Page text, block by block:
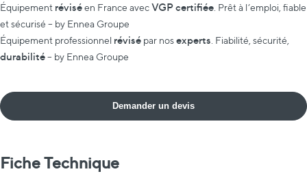
Équipement réviséen France avecVGP certifiée . Prêt à l’emploi, fiable
et sécurisé – by Ennea Groupe
Équipement professionnel révisé par nosexperts . Fiabilité, sécurité,
durabilité– by Ennea Groupe
Demander un devis
Fiche Technique